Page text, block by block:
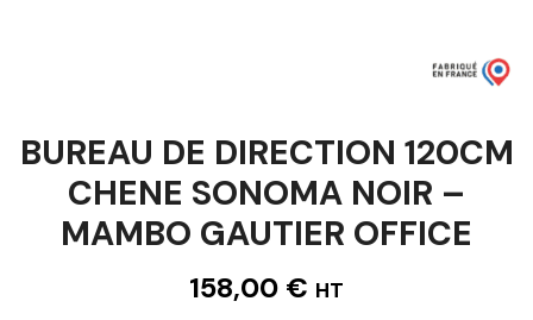
BUREAU DE DIRECTION 120CM
CHENE SONOMA NOIR –
MAMBO GAUTIER OFFICE
158,00 € HT